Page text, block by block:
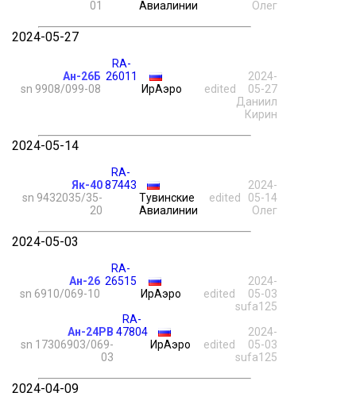
01 Авиалинии Олег
2024-05-27
Ан-26Б
sn 9908/099-08
RA-
26011
ИрАэро
edited
2024-
05-27
Даниил
Кирин
2024-05-14
Як-40
sn 9432035/35-
20
RA-
87443
Тувинские
Авиалинии
edited
2024-
05-14
Олег
2024-05-03
Ан-26
sn 6910/069-10
RA-
26515
ИрАэро
edited
2024-
05-03
sufa125
Ан-24РВ
sn 17306903/069-
03
RA-
47804
ИрАэро
edited
2024-
05-03
sufa125
2024-04-09